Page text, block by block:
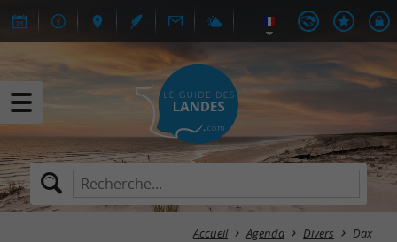
Accueil Agenda Divers Dax